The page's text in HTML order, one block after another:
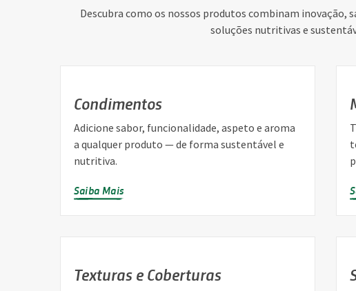
Descubra como os nossos produtos combinam inovação,
soluções nutritivas e
Condimentos
Adicione sabor, funcionalidade, aspeto e aroma
a qualquer produto — de forma sustentável e
nutritiva.
Saiba Mais
Texturas e Coberturas